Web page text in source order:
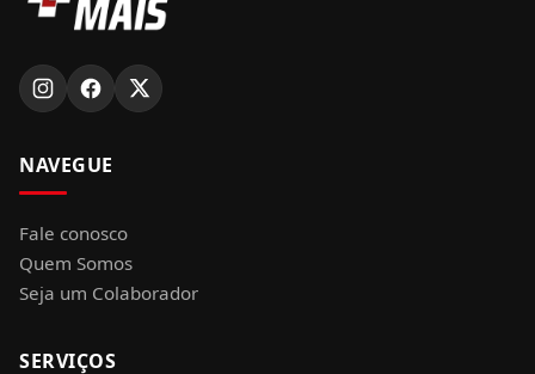
NAVEGUE
Fale conosco
Quem Somos
Seja um Colaborador
SERVIÇOS